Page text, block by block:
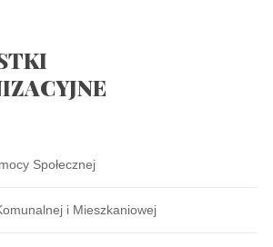
Społecznej
i Mieszkaniowej